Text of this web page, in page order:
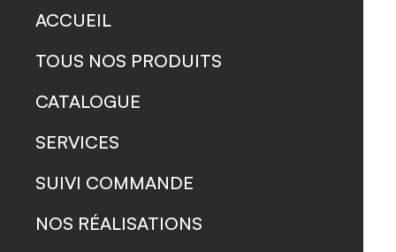
ACCUEIL
TOUS NOS PRODUITS
CATALOGUE
SERVICES
SUIVI COMMANDE
NOS RÉALISATIONS